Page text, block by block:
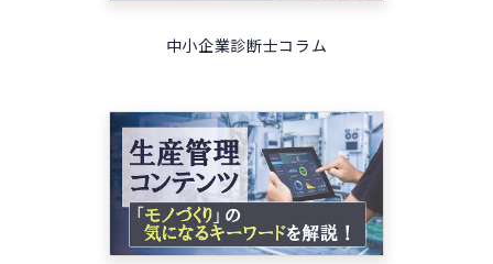
中小企業診断士コラム